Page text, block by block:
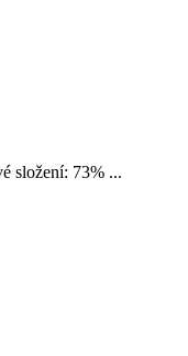
složení: 73% ...